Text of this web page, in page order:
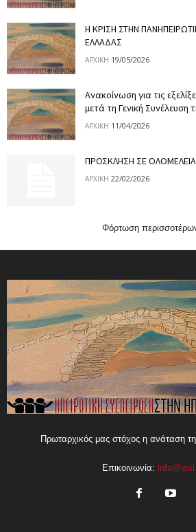
Η ΚΡΙΣΗ ΣΤΗΝ
ΕΛΛΑΔΑΣ
ΑΡΧΙΚΉ 19/05/2026
Ανακοίνωση για τις
μετά τη Γενική Συνέλευση
ΑΡΧΙΚΉ 11/04/2026
ΠΡΟΣΚΛΗΣΗ ΣΕ ΟΛΟΜΕΛΕΙΑ
ΑΡΧΙΚΉ 22/02/2026
Φόρτωση
Πρωταρχικός μας στόχος η ανάταση
Επικοινωνία: